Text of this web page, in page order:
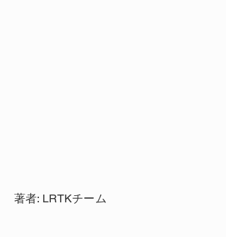
著者: LRTKチーム